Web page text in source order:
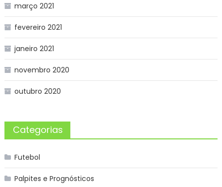
março 2021
fevereiro 2021
janeiro 2021
novembro 2020
outubro 2020
Categorias
Futebol
Palpites e Prognósticos